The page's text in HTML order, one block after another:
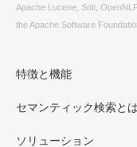
Apache Lucene, Solr,
the Apache Software
特徴と機能
セマンティック検索とは
ソリューション